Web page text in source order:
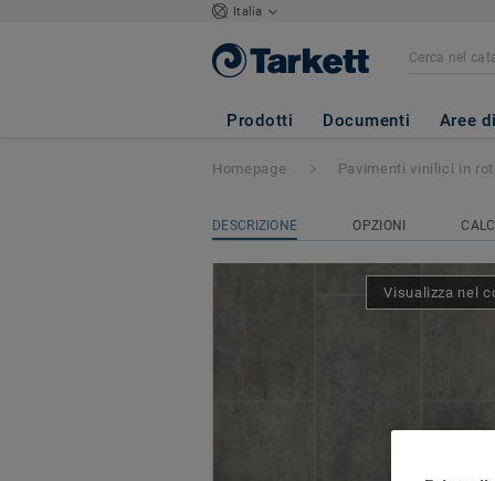
Italia
Prodotti Documenti Aree
Iconik 280Tex -
Homepage Pavimenti vinilici in
DESCRIZIONE OPZIONI
Visualizza nel